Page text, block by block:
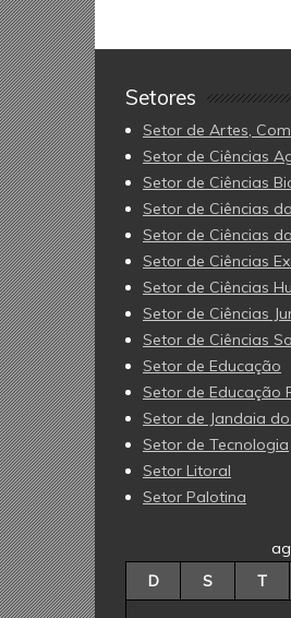
Setores
Setor de Artes,
Setor de Ciências
Setor de Ciências
Setor de Ciências
Setor de Ciências
Setor de Ciências
Setor de Ciências
Setor de Ciências
Setor de Ciências
Setor de Educação
Setor de Educação
Setor de Jandaia do
Setor de Tecnologia
Setor Litoral
Setor Palotina
D
S T